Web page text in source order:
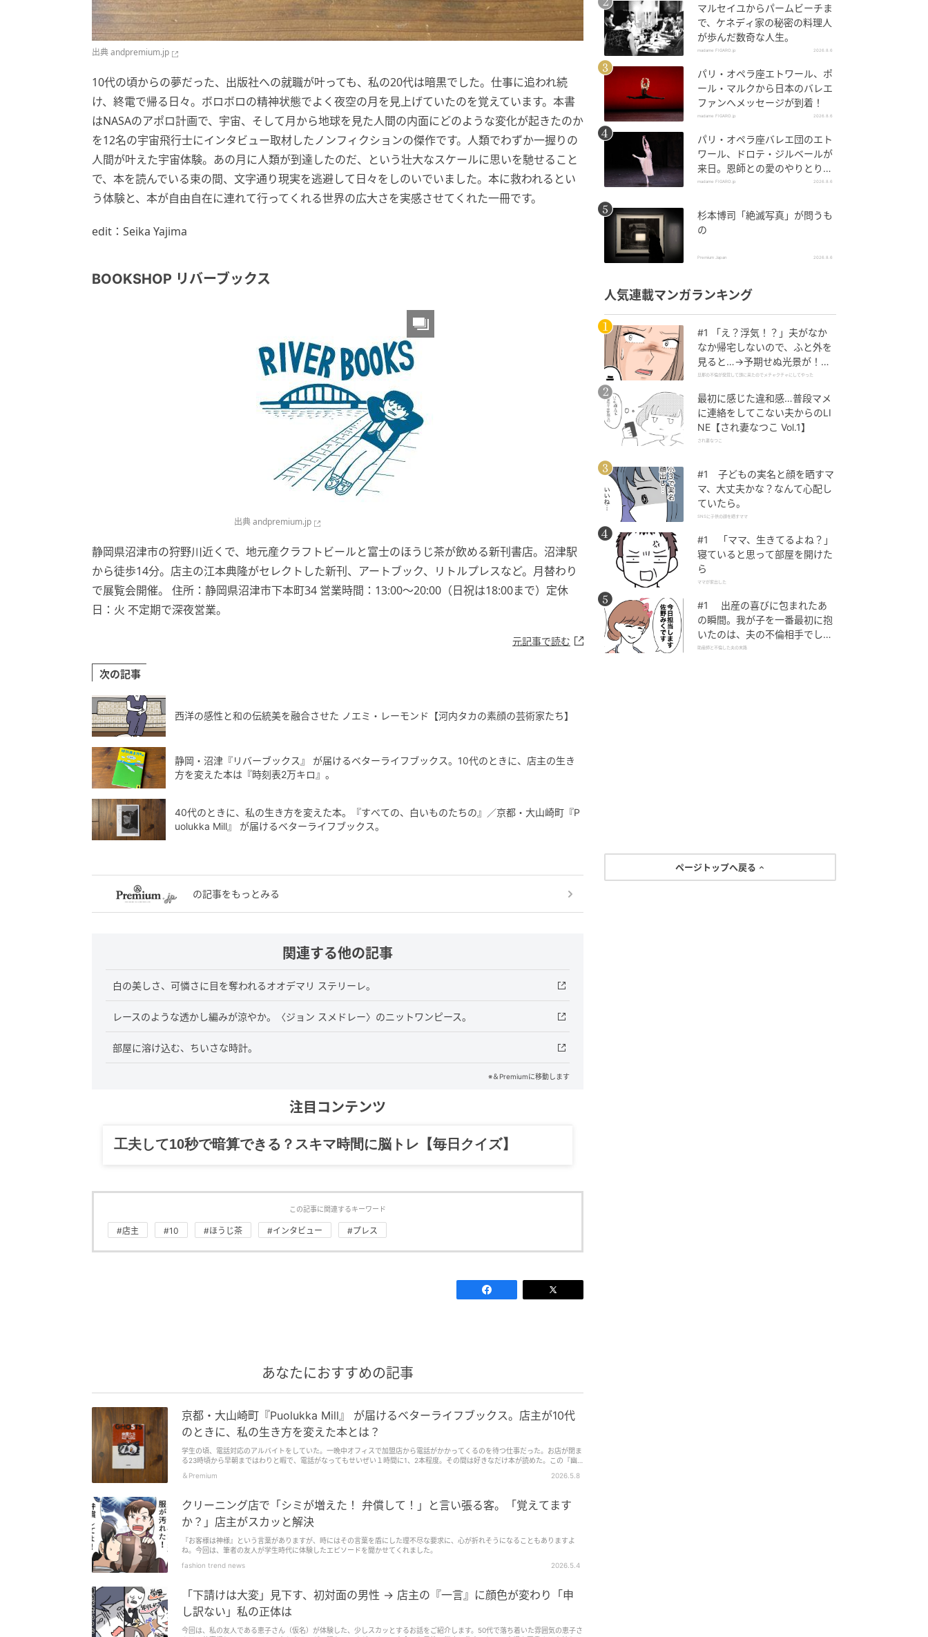
出典andpremium.jp
10代の頃からの夢だった、出版社への就職が叶っても、私の20代は暗黒でした。仕事に追われ続
け、終電で帰る日々。ボロボロの精神状態でよく夜空の月を見上げていたのを覚えています。本書
はNASAのアポロ計画で、宇宙、そして月から地球を見た人間の内面にどのような変化が起きたのか
を12名の宇宙飛行士にインタビュー取材したノンフィクションの傑作です。人類でわずか一握りの
人間が叶えた宇宙体験。あの月に人類が到達したのだ、という壮大なスケールに思いを馳せること
で、本を読んでいる束の間、文字通り現実を逃避して日々をしのいでいました。本に救われるとい
う体験と、本が自由自在に連れて行ってくれる世界の広大さを実感させてくれた一冊です。
edit：Seika Yajima
BOOKSHOP リバーブックス
出典andpremium.jp
静岡県沼津市の狩野川近くで、地元産クラフトビールと富士のほうじ茶が飲める新刊書店。沼津駅
から徒歩14分。店主の江本典隆がセレクトした新刊、アートブック、リトルプレスなど。月替わり
で展覧会開催。 住所：静岡県沼津市下本町34 営業時間：13:00〜20:00（日祝は18:00まで）定休
日：火 不定期で深夜営業。
元記事で読む
次の記事
西洋の感性と和の伝統美を融合させた ノエミ・レーモンド【河内タカの素顔の芸術家たち】
静岡・沼津『リバーブックス』 が届けるベターライフブックス。10代のときに、店主の生き
方を変えた本は『時刻表2万キロ』。
40代のときに、私の生き方を変えた本。『すべての、白いものたちの』／京都・大山崎町『P
uolukka Mill』 が届けるベターライフブックス。
の記事をもっとみる
関連する他の記事
白の美しさ、可憐さに目を奪われるオオデマリ ステリーレ。
レースのような透かし編みが涼やか。〈ジョン スメドレー〉のニットワンピース。
部屋に溶け込む、ちいさな時計。
※＆Premiumに移動します
注目コンテンツ
グルメ、ギャグ、子育て、旅行記……全部、読めます。
この記事に関連するキーワード
#店主 #10 #ほうじ茶 #インタビュー #プレス
あなたにおすすめの記事
京都・大山崎町『Puolukka Mill』 が届けるベターライフブックス。店主が10代
のときに、私の生き方を変えた本とは？
学生の頃、電話対応のアルバイトをしていた。一晩中オフィスで加盟店から電話がかかってくるのを待つ仕事だった。お店が閉ま
る23時頃から早朝まではわりと暇で、電話がなってもせいぜい１時間に1、2本程度。その間は好きなだけ本が読めた。この『幽
30年以上ハマり続けることになる海外翻訳小説との出合い。「まずはじめにブルーがいる。次にホワイトがいて、それからブラッ
ヨーク三部作の一つと言われる名作。ちなみに何年か経って、この本屋に立ち寄ろうとしたら、あとかたもなく消えてしまって駐
車場になっていた。
＆Premium 2026.5.8
クリーニング店で「シミが増えた！ 弁償して！」と言い張る客。「覚えてます
か？」店主がスカッと解決
『お客様は神様』という言葉がありますが、時にはその言葉を盾にした理不尽な要求に、心が折れそうになることもありますよ
ね。今回は、筆者の友人が学生時代に体験したエピソードを聞かせてくれました。
fashion trend news
2026.5.4
「下請けは大変」見下す、初対面の男性 → 店主の『一言』に顔色が変わり「申
し訳ない」私の正体は
今回は、私の友人である恵子さん（仮名）が体験した、少しスカッとするお話をご紹介します。50代で落ち着いた雰囲気の恵子さ
マルセイユからパームビーチま
で、ケネディ家の秘密の料理人
が歩んだ数奇な人生。
madame FIGARO.jp 2026.8.6
パリ・オペラ座エトワール、ポ
ール・マルクから日本のバレエ
ファンへメッセージが到着！
madame FIGARO.jp 2026.8.6
パリ・オペラ座バレエ団のエト
ワール、ドロテ・ジルベールが
来日。恩師との愛のやりとりを
特別公開！
madame FIGARO.jp 2026.8.6
杉本博司「絶滅写真」が問うも
の
Premium Japan 2026.8.6
人気連載マンガランキング
#1 「え？浮気！？」夫がなか
なか帰宅しないので、ふと外を
見ると…→予期せぬ光景が！｜
旦那の不倫が発覚して頭に来た
旦那の不倫が発覚して頭に来たのでメチャクチャにしてやった
最初に感じた違和感…普段マメ
に連絡をしてこない夫からのLI
NE【され妻なつこ Vol.1】
され妻なつこ
#1 子どもの実名と顔を晒すマ
マ、大丈夫かな？なんて心配し
ていたら。
SNSに子供の顔を晒すママ
#1 「ママ、生きてるよね？」
寝ていると思って部屋を開けた
ら
ママが家出した
#1 出産の喜びに包まれたあ
の瞬間。我が子を一番最初に抱
いたのは、夫の不倫相手でし
た。
助産師と不倫した夫の末路
ページトップへ戻る